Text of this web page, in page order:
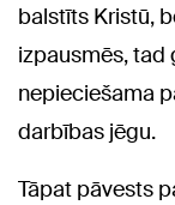
balstīts Kristū,
izpausmēs, tad
nepieciešama
darbības jēgu.
Tāpat pāvests